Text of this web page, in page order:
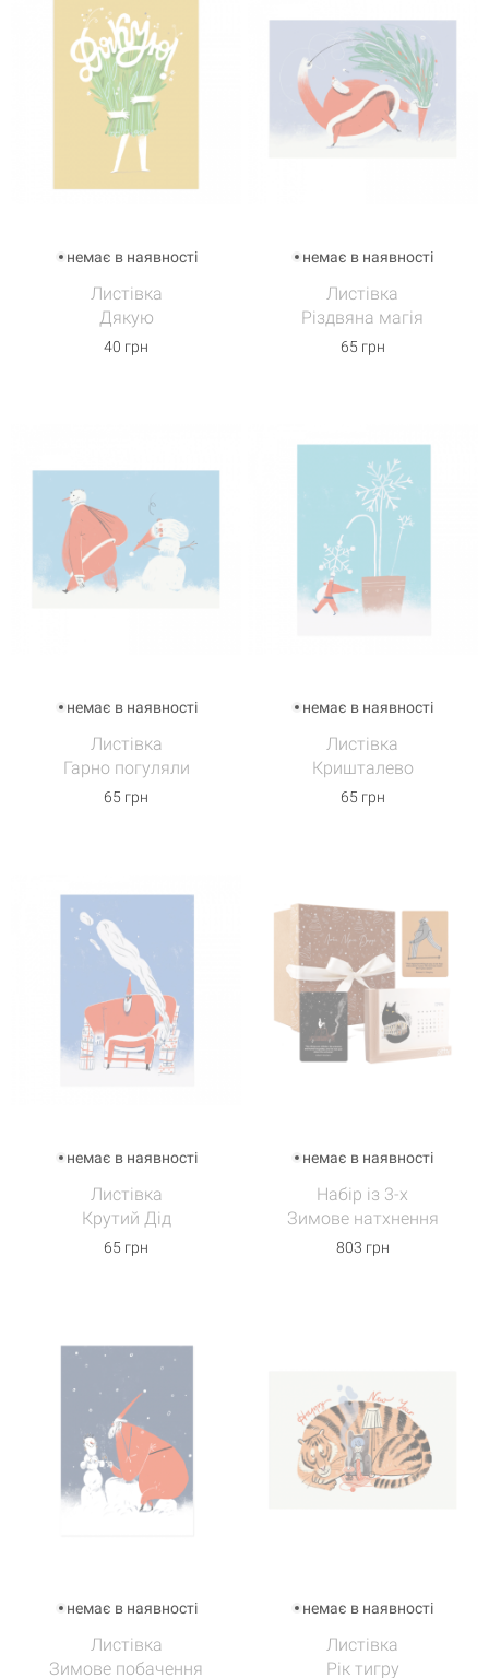
немає в наявності
Листівка
Дякую
40 грн
немає в наявності
Листівка
Різдвяна магія
65 грн
немає в наявності
Листівка
Гарно погуляли
65 грн
немає в наявності
Листівка
Кришталево
65 грн
немає в наявності
Листівка
Крутий Дід
65 грн
немає в наявності
Набір із 3-х
Зимове натхнення
803 грн
немає в наявності
Листівка
Зимове побачення
немає в наявності
Листівка
Рік тигру